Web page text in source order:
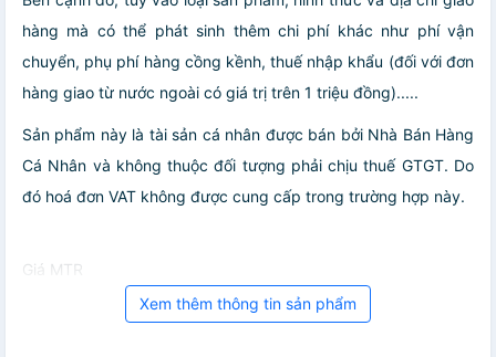
hàng mà có thể phát sinh thêm chi phí khác như phí vận
chuyển, phụ phí hàng cồng kềnh, thuế nhập khẩu (đối với đơn
hàng giao từ nước ngoài có giá trị trên 1 triệu đồng).....
Sản phẩm này là tài sản cá nhân được bán bởi Nhà Bán Hàng
Cá Nhân và không thuộc đối tượng phải chịu thuế GTGT. Do
đó hoá đơn VAT không được cung cấp trong trường hợp này.
Giá MTR
Xem thêm thông tin sản phẩm